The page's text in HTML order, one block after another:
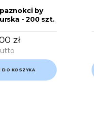
by
- 200 szt.
zł
DO KOSZYKA